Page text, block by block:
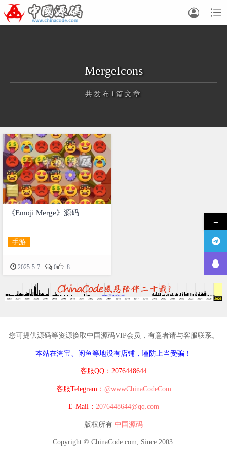


MergeIcons
共发布1篇文章
正在为您加载新内容
《Emoji Merge》源码
手游
2025-5-7 0 8
您可提供源码等资源换取中国源码VIP会员，有意者请与客服联系。
本站在淘宝、闲鱼等地没有店铺，谨防上当受骗！
客服QQ：2076448644
客服Telegram： @wwwChinaCodeCom
E-Mail： 2076448644@qq.com
版权所有 中国源码
Copyright © ChinaCode.com, Since 2003.
→